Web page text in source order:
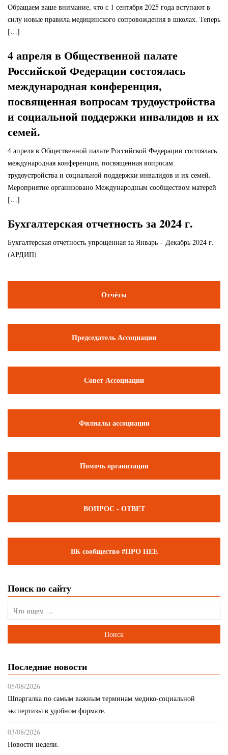
Обращаем ваше внимание, что с 1 сентября 2025 года вступают в
силу новые правила медицинского сопровождения в школах. Теперь
[…]
4 апреля в Общественной палате
Российской Федерации состоялась
международная конференция,
посвященная вопросам трудоустройства
и социальной поддержки инвалидов и их
семей.
4 апреля в Общественной палате Российской Федерации состоялась
международная конференция, посвященная вопросам
трудоустройства и социальной поддержки инвалидов и их семей.
Мероприятие организовано Международным сообществом матерей
[…]
Бухгалтерская отчетность за 2024 г.
Бухгалтерская отчетность упрощенная за Январь – Декабрь 2024 г.
(АРДИП)
Отчёты
Председатель Ассоциации
Совет Ассоциации
Филиалы ассоциации
Помочь организации
ВОПРОС - ОТВЕТ
ВК сообщество #ПРО НЕЕ
Поиск по сайту
Последние новости
05/08/2026
Шпаргалка по самым важным терминам медико-социальной
экспертизы в удобном формате.
03/08/2026
Новости недели.